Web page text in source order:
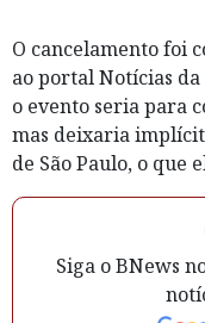
O cancelamento foi
ao portal Notícias da
o evento seria para
mas deixaria
de São Paulo, o que
Siga o BNews